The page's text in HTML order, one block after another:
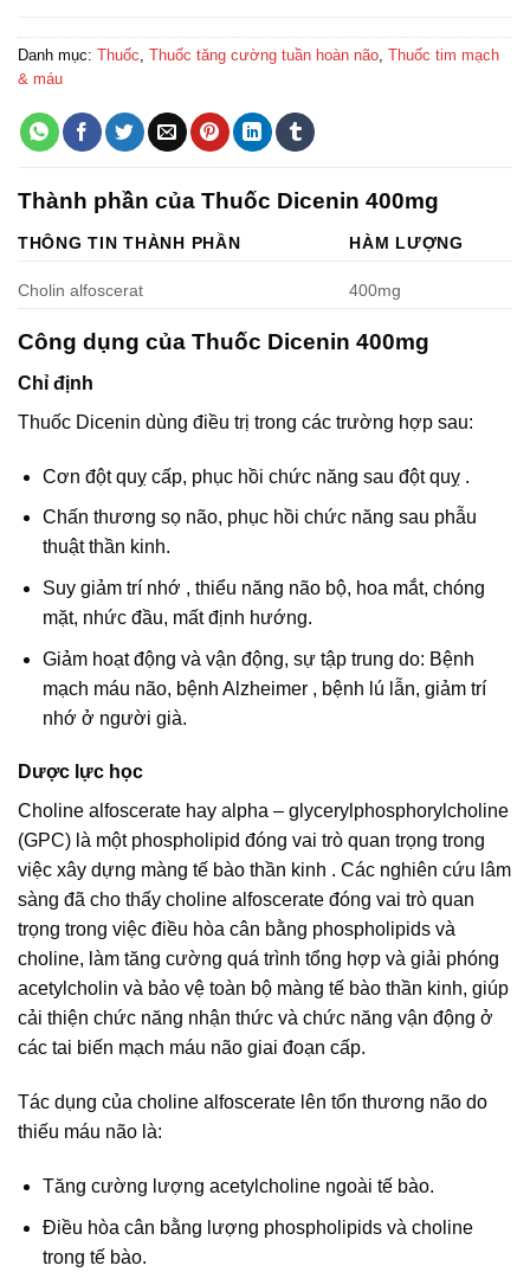
Danh mục: Thuốc Thuốc tăng cường tuần hoàn não Thuốc tim mạch
& máu
Thành phần của Thuốc Dicenin 400mg
THÔNG TIN THÀNH PHẦN HÀM LƯỢNG
Cholin alfoscerat 400mg
Công dụng của Thuốc Dicenin 400mg
Chỉ định
Thuốc Dicenin dùng điều trị trong các trường hợp sau:
Cơn đột quỵ cấp, phục hồi chức năng sau đột quỵ .
Chấn thương sọ não, phục hồi chức năng sau phẫu
thuật thần kinh.
Suy giảm trí nhớ , thiểu năng não bộ, hoa mắt, chóng
mặt, nhức đầu, mất định hướng.
Giảm hoạt động và vận động, sự tập trung do: Bệnh
mạch máu não, bệnh Alzheimer , bệnh lú lẫn, giảm trí
nhớ ở người già.
Dược lực học
Choline alfoscerate hay alpha – glycerylphosphorylcholine
(GPC) là một phospholipid đóng vai trò quan trọng trong
việc xây dựng màng tế bào thần kinh . Các nghiên cứu lâm
sàng đã cho thấy choline alfoscerate đóng vai trò quan
trọng trong việc điều hòa cân bằng phospholipids và
choline, làm tăng cường quá trình tổng hợp và giải phóng
acetylcholin và bảo vệ toàn bộ màng tế bào thần kinh, giúp
cải thiện chức năng nhận thức và chức năng vận động ở
các tai biến mạch máu não giai đoạn cấp.
Tác dụng của choline alfoscerate lên tổn thương não do
thiếu máu não là:
Tăng cường lượng acetylcholine ngoài tế bào.
Điều hòa cân bằng lượng phospholipids và choline
trong tế bào.